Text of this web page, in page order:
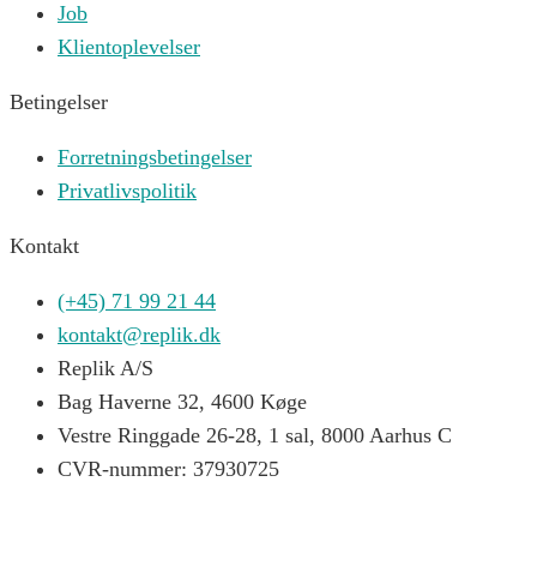
Job
Klientoplevelser
Betingelser
Forretningsbetingelser
Privatlivspolitik
Kontakt
(+45) 71 99 21 44
kontakt@replik.dk
Replik A/S
Bag Haverne 32, 4600 Køge
Vestre Ringgade 26-28, 1 sal, 8000 Aarhus C
CVR-nummer: 37930725